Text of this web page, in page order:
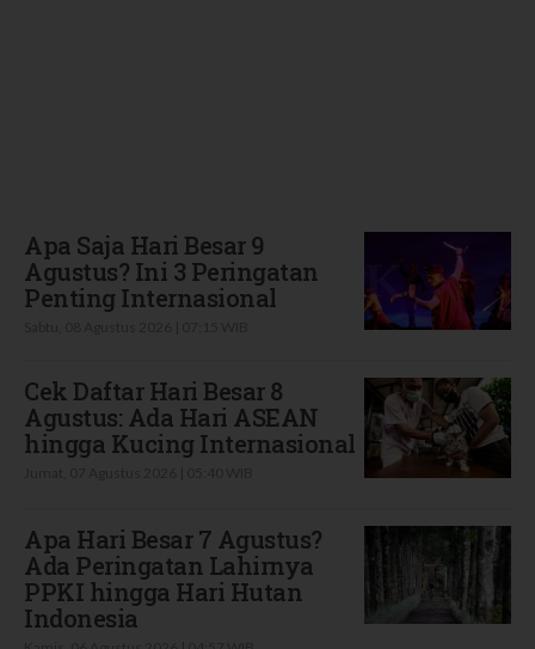
Apa Saja Hari Besar 9
Agustus? Ini 3 Peringatan
Penting Internasional
Cek Daftar Hari Besar 8
Agustus: Ada Hari ASEAN
hingga Kucing Internasional
Apa Hari Besar 7 Agustus?
Ada Peringatan Lahirnya
PPKI hingga Hari Hutan
Indonesia